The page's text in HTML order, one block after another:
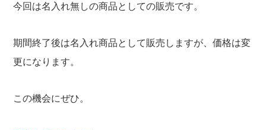
今回は名入れ無しの商品としての販売です。
期間終了後は名入れ商品として販売しますが、価格は変
更になります。
この機会にぜひ。